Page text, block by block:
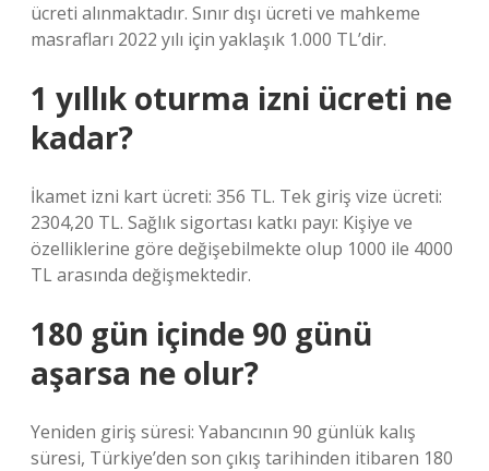
ücreti alınmaktadır. Sınır dışı ücreti ve mahkeme
masrafları 2022 yılı için yaklaşık 1.000 TL’dir.
1 yıllık oturma izni ücreti ne
kadar?
İkamet izni kart ücreti: 356 TL. Tek giriş vize ücreti:
2304,20 TL. Sağlık sigortası katkı payı: Kişiye ve
özelliklerine göre değişebilmekte olup 1000 ile 4000
TL arasında değişmektedir.
180 gün içinde 90 günü
aşarsa ne olur?
Yeniden giriş süresi: Yabancının 90 günlük kalış
süresi, Türkiye’den son çıkış tarihinden itibaren 180